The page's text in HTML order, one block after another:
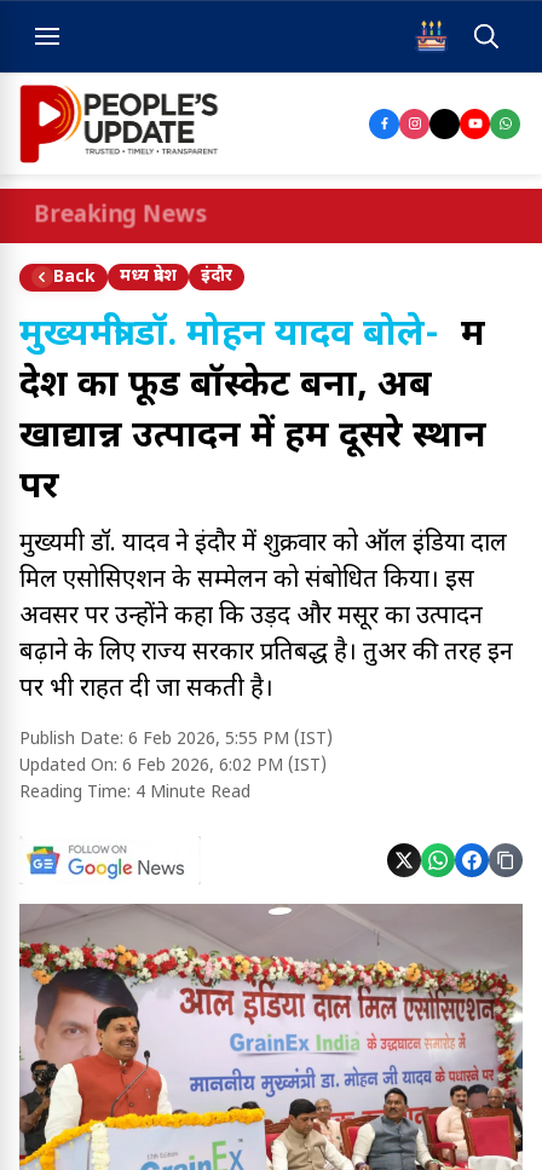
Breaking News
Back मध्य प्रदेश इंदौर
मुख्यमंत्री डॉ. मोहन यादव बोले- मप्र
देश का फूड बॉस्केट बना, अब
खाद्यान्न उत्पादन में हम दूसरे स्थान
पर
मुख्यमंत्री डॉ. यादव ने इंदौर में शुक्रवार को ऑल इंडिया दाल
मिल एसोसिएशन के सम्मेलन को संबोधित किया। इस
अवसर पर उन्होंने कहा कि उड़द और मसूर का उत्पादन
बढ़ाने के लिए राज्य सरकार प्रतिबद्ध है। तुअर की तरह इन
पर भी राहत दी जा सकती है।
Publish Date: 6 Feb 2026, 5:55 PM (IST)
Updated On: 6 Feb 2026, 6:02 PM (IST)
Reading Time: 4 Minute Read